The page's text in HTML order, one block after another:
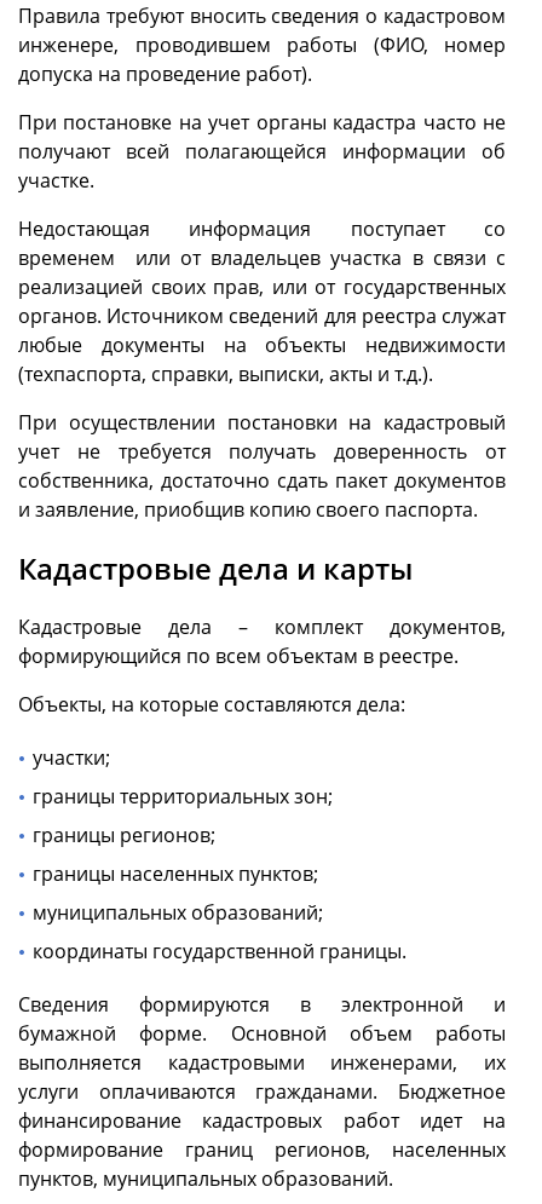
Правила требуют вносить сведения о кадастровом
инженере, проводившем работы (ФИО, номер
допуска на проведение работ).
При постановке на учет органы кадастра часто не
получают всей полагающейся информации об
участке.
Недостающая информация поступает со
временем или от владельцев участка в связи с
реализацией своих прав, или от государственных
органов. Источником сведений для реестра служат
любые документы на объекты недвижимости
(техпаспорта, справки, выписки, акты и т.д.).
При осуществлении постановки на кадастровый
учет не требуется получать доверенность от
собственника, достаточно сдать пакет документов
и заявление, приобщив копию своего паспорта.
Кадастровые дела и карты
Кадастровые дела – комплект документов,
формирующийся по всем объектам в реестре.
Объекты, на которые составляются дела:
участки;
границы территориальных зон;
границы регионов;
границы населенных пунктов;
муниципальных образований;
координаты государственной границы.
Сведения формируются в электронной и
бумажной форме. Основной объем работы
выполняется кадастровыми инженерами, их
услуги оплачиваются гражданами. Бюджетное
финансирование кадастровых работ идет на
формирование границ регионов, населенных
пунктов, муниципальных образований.